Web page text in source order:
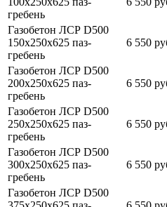
гребень
Газобетон ЛСР D500
150х250х625 паз-
гребень
6 550
Газобетон ЛСР D500
200х250х625 паз-
гребень
6 550
Газобетон ЛСР D500
250х250х625 паз-
гребень
6 550
Газобетон ЛСР D500
300х250х625 паз-
гребень
6 550
Газобетон ЛСР D500